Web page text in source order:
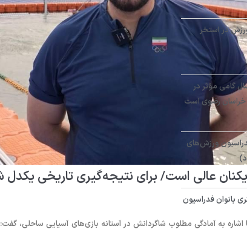
عالی است/ برای نتیجه‌گیری تاریخی یکدل
به آمادگی مطلوب شاگردانش در آستانه بازی‌های آسیایی ساحلی،
در استخر
جشنواره شنای زیر ۱۰ سال گامی مؤثر در
خراسان رضوی است
ورزش‌های
بانوان فدراسیون